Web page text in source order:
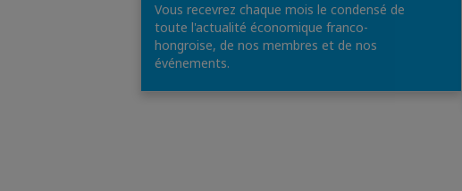
Vous recevrez chaque mois le condensé de
toute l'actualité économique franco-
hongroise, de nos membres et de nos
événements.